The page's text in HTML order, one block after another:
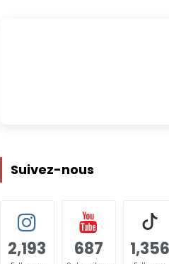
Suivez-nous
2,193 687 1,356